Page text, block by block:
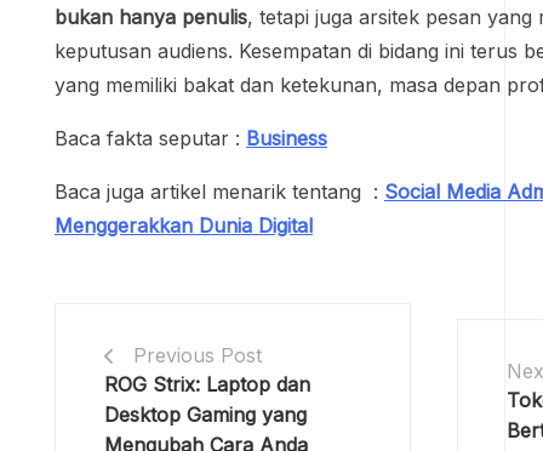
bukan hanya penulis, tetapi juga arsitek pesan
keputusan audiens. Kesempatan di bidang ini terus
yang memiliki bakat dan ketekunan, masa depan
Baca fakta seputar : Business
Baca juga artikel menarik tentang : Social Media
Menggerakkan Dunia Digital
Previous Post
ROG Strix: Laptop dan
Desktop Gaming yang
Mengubah Cara Anda